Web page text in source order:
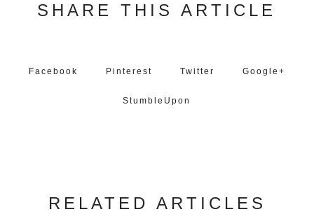
SHARE THIS ARTICLE
Facebook Pinterest Twitter Google+
StumbleUpon
RELATED ARTICLES